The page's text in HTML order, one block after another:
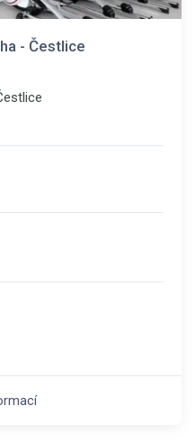
- Čestlice